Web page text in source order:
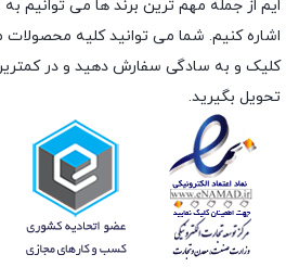
ایم از جمله مهم ترین برند ها می توانیم به
اشاره کنیم. شما می توانید کلیه محصولات
کلیک و به سادگی سفارش دهید و در
تحویل بگیرید.